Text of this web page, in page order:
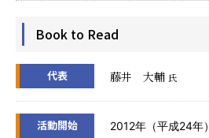
Book to Read
代表 藤井 大輔 氏
活動開始 2012年（平成24年）